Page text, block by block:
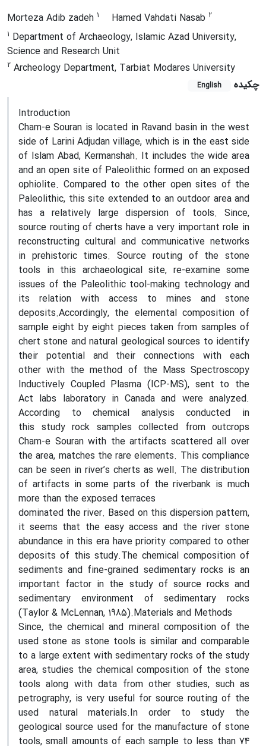
Morteza Adib zadeh 1 Hamed Vahdati Nasab 2
1 Department of Archaeology, Islamic Azad University,
Science and Research Unit
2 Archeology Department, Tarbiat Modares University
چکیده
English
Introduction
Cham-e Souran is located in Ravand basin in the west
side of Larini Adjudan village, which is in the east side
of Islam Abad, Kermanshah. It includes the wide area
and an open site of Paleolithic formed on an exposed
ophiolite. Compared to the other open sites of the
Paleolithic, this site extended to an outdoor area and
has a relatively large dispersion of tools. Since,
source routing of cherts have a very important role in
reconstructing cultural and communicative networks
in prehistoric times. Source routing of the stone
tools in this archaeological site, re-examine some
issues of the Paleolithic tool-making technology and
its relation with access to mines and stone
deposits.Accordingly, the elemental composition of
sample eight by eight pieces taken from samples of
chert stone and natural geological sources to identify
their potential and their connections with each
other with the method of the Mass Spectroscopy
Inductively Coupled Plasma (ICP-MS), sent to the
Act labs laboratory in Canada and were analyzed.
According to chemical analysis conducted in
this study rock samples collected from outcrops
Cham-e Souran with the artifacts scattered all over
the area, matches the rare elements. This compliance
can be seen in river’s cherts as well. The distribution
of artifacts in some parts of the riverbank is much
more than the exposed terraces
dominated the river. Based on this dispersion pattern,
it seems that the easy access and the river stone
abundance in this era have priority compared to other
deposits of this study.The chemical composition of
sediments and fine-grained sedimentary rocks is an
important factor in the study of source rocks and
sedimentary environment of sedimentary rocks
(Taylor & McLennan, 1985).Materials and Methods
Since, the chemical and mineral composition of the
used stone as stone tools is similar and comparable
to a large extent with sedimentary rocks of the study
area, studies the chemical composition of the stone
tools along with data from other studies, such as
petrography, is very useful for source routing of the
used natural materials.In order to study the
geological source used for the manufacture of stone
tools, small amounts of each sample to less than 74